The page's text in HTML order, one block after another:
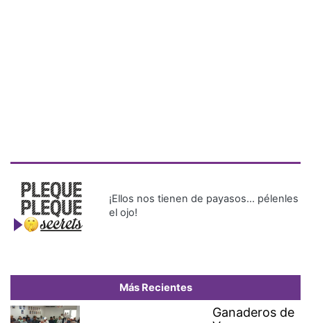
¡Ellos nos tienen de payasos… pélenles
el ojo!
Más Recientes
Ganaderos de